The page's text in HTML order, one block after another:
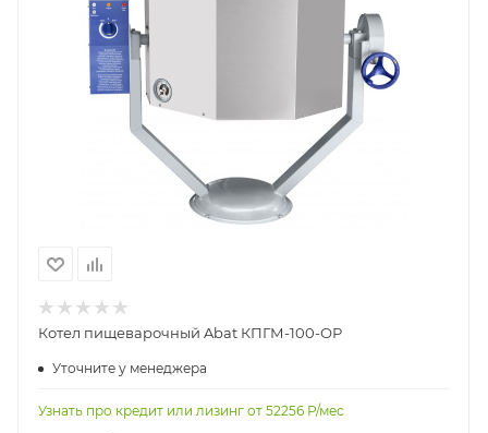
Котел пищеварочный Abat КПГМ-100-ОР
Уточните у менеджера
Узнать про кредит или лизинг от 52256 Р/мес